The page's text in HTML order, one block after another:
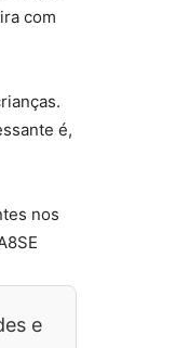
com
é,
nos
e